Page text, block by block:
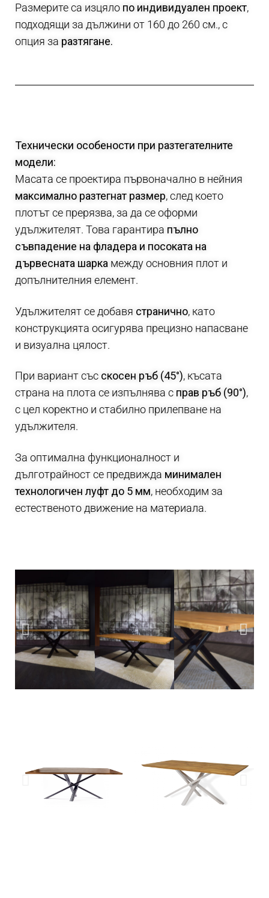
Размерите са изцяло по индивидуален проект,
подходящи за дължини от 160 до 260 см., с
опция за разтягане.
Технически особености при разтегателните
модели:
Масата се проектира първоначално в нейния
максимално разтегнат размер, след което
плотът се прерязва, за да се оформи
удължителят. Това гарантира пълно
съвпадение на фладера и посоката на
дървесната шарка между основния плот и
допълнителния елемент.
Удължителят се добавя странично, като
конструкцията осигурява прецизно напасване
и визуална цялост.
При вариант със скосен ръб (45°), късата
страна на плота се изпълнява с прав ръб (90°),
с цел коректно и стабилно прилепване на
удължителя.
За оптимална функционалност и
дълготрайност се предвижда минимален
технологичен луфт до 5 мм, необходим за
естественото движение на материала.